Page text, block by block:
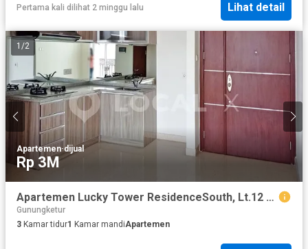
Pertama kali dilihat 2 minggu lalu Lihat detail
1 /2
Apartemen·dijual
Rp 3M
Apartemen Lucky Tower ResidenceSouth, Lt.12 Pancoran Chinatown, Taman Sari, Jakarta Barat
Gunungketur
3 Kamar tidur1 Kamar mandiApartemen